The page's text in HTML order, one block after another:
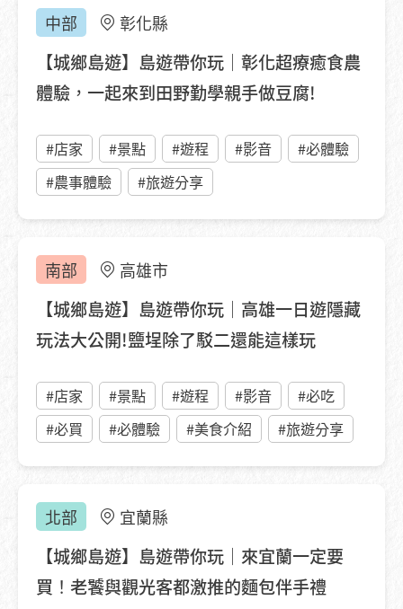
中部 彰化縣
【城鄉島遊】島遊帶你玩｜彰化超療癒食農
體驗，一起來到田野勤學親手做豆腐!
#店家 #景點 #遊程 #影音
#必體驗
#農事體驗
#旅遊分享
南部 高雄市
【城鄉島遊】島遊帶你玩｜高雄一日遊隱藏
玩法大公開!鹽埕除了駁二還能這樣玩
#店家 #景點 #遊程 #影音
#必吃
#必買
#必體驗 #美食介紹 #旅遊分享
北部 宜蘭縣
【城鄉島遊】島遊帶你玩｜來宜蘭一定要
買！老饕與觀光客都激推的麵包伴手禮